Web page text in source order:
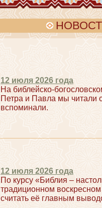
12 июля 2026 года
На библейско-
Петра и Павла мы читали
вспоминали.
12 июля 2026 года
По курсу «Библия –
традиционном
считать её главным